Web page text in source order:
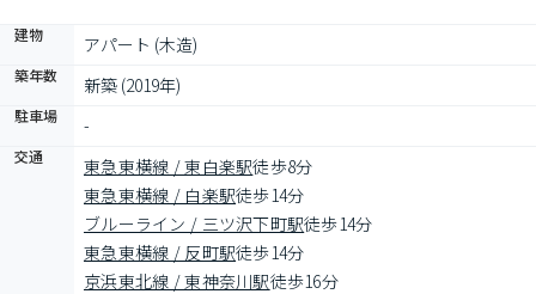
建物 アパート (木造)
築年数 新築 (2019年)
駐車場 -
交通 東急東横線 / 東白楽駅徒歩8分
東急東横線 / 白楽駅徒歩14分
ブルーライン / 三ツ沢下町駅徒歩14分
東急東横線 / 反町駅徒歩14分
京浜東北線 / 東神奈川駅徒歩16分